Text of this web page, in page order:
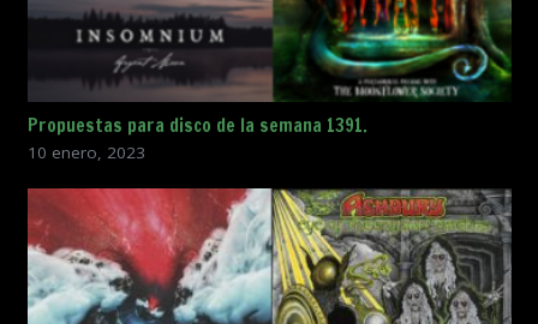
Propuestas para disco de la semana 1391.
10 enero, 2023